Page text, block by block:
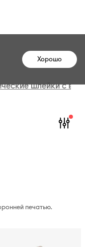
шлейки с
печатью.
Хорошо